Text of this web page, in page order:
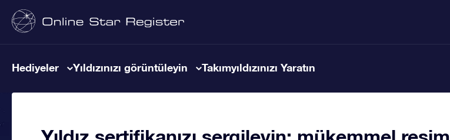
Hediyeler Yıldızınızı görüntüleyin Takımyıldızınızı Yaratın